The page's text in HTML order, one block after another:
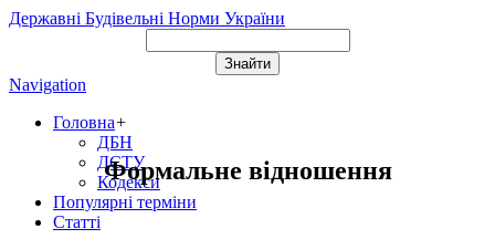
Державні Будівельні Норми України
Navigation
Головна+
ДБН
ДСТУ
Кодекси
Популярні терміни
Статті
Формальне відношення